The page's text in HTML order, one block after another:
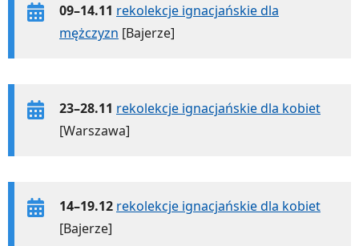
09–14.11 rekolekcje ignacjańskie dla
mężczyzn [Bajerze]
23–28.11 rekolekcje ignacjańskie dla kobiet
[Warszawa]
14–19.12 rekolekcje ignacjańskie dla kobiet
[Bajerze]